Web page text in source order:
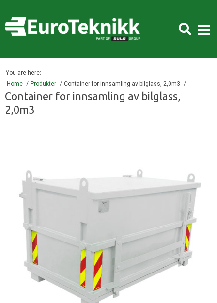
You are here:
Home
Produkter Container for innsamling av bilglass, 2,0m3
Container for innsamling av bilglass,
2,0m3